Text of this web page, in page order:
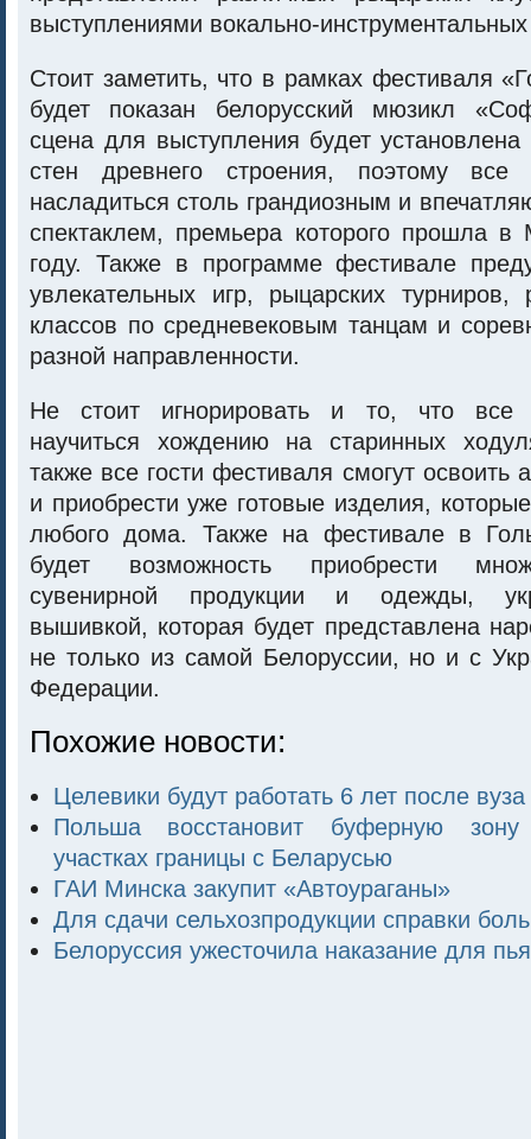
выступлениями вокально-
Стоит заметить, что в рамках фестиваля
будет показан белорусский мюзикл
сцена для выступления будет установлена
стен древнего строения, поэтому все
насладиться столь грандиозным и
спектаклем, премьера которого прошла
году. Также в программе фестивале
увлекательных игр, рыцарских турниров,
классов по средневековым танцам и
разной направленности.
Не стоит игнорировать и то, что все
научиться хождению на старинных
также все гости фестиваля смогут освоить
и приобрести уже готовые изделия,
любого дома. Также на фестивале в
будет возможность приобрести
сувенирной продукции и одежды,
вышивкой, которая будет представлена
не только из самой Белоруссии, но и с
Федерации.
Похожие новости:
Целевики будут работать 6 лет после вуза
Польша восстановит буферную
участках границы с Беларусью
ГАИ Минска закупит «Автоураганы»
Для сдачи сельхозпродукции справки
Белоруссия ужесточила наказание для